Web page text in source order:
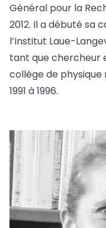
Général pour la
2012. Il a débuté sa
l’Institut Laue-
tant que chercheur
collège de
1991 à 1996.